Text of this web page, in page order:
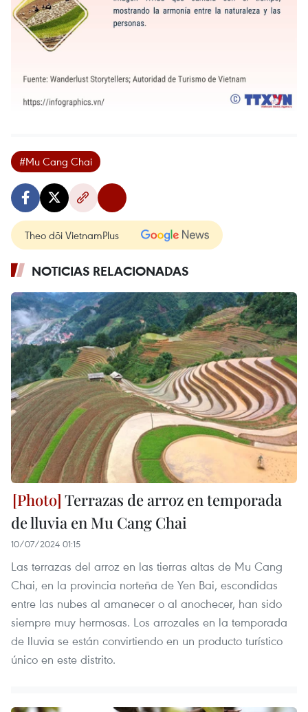
#Mu Cang Chai
Theo dõi VietnamPlus
NOTICIAS RELACIONADAS
Terrazas de arroz en temporada
de lluvia en Mu Cang Chai
10/07/2024 01:15
Las terrazas del arroz en las tierras altas de Mu Cang
Chai, en la provincia norteña de Yen Bai, escondidas
entre las nubes al amanecer o al anochecer, han sido
siempre muy hermosas. Los arrozales en la temporada
de lluvia se están convirtiendo en un producto turístico
único en este distrito.